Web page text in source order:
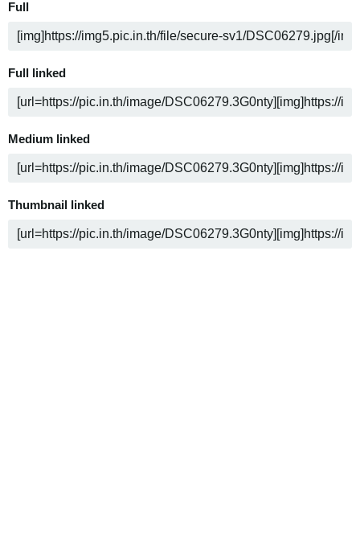
Full
Full linked
Medium linked
Thumbnail linked